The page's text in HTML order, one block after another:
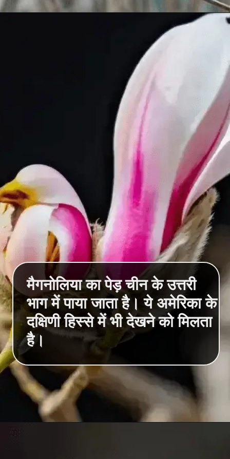
https://hindimeinjaankari.com/web-stories/
मैगनोलिया का पेड़ चीन के उत्तरी
भाग में पाया जाता है। ये अमेरिका के
दक्षिणी हिस्से में भी देखने को मिलता
है।